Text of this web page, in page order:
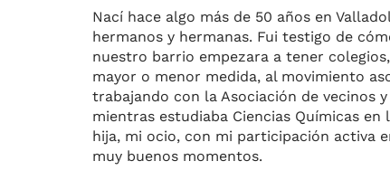
Nací hace algo más de 50 años en
hermanos y hermanas. Fui testigo de
nuestro barrio empezara a tener
mayor o menor medida, al movimiento
trabajando con la Asociación de vecinos
mientras estudiaba Ciencias Químicas
hija, mi ocio, con mi participación activa
muy buenos momentos.